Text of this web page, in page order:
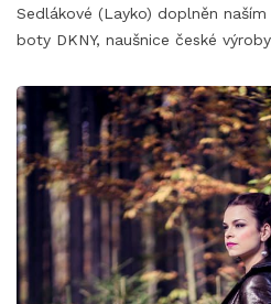
Sedlákové (Layko) doplněn naším
boty DKNY, naušnice české